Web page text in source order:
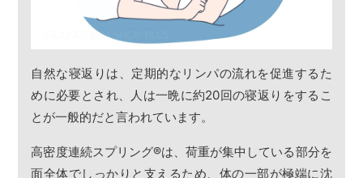
自然な寝返りは、定期的なリンパの流れを促進するた
めに必要とされ、人は一晩に約20回の寝返りをするこ
とが一般的だと言われています。
高密度連続スプリング®は、荷重が集中している部分を
面全体でしっかりと支えるため、体の一部が極端に沈